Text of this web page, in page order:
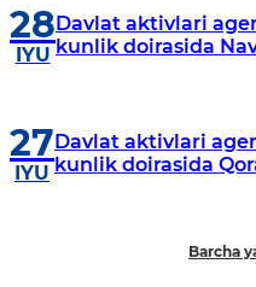
28
IYU
Davlat aktivlari
kunlik doirasida
27
IYU
Davlat aktivlari
kunlik doirasida
Barcha